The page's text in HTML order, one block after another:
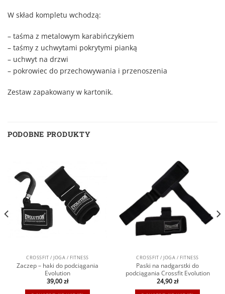
W skład kompletu wchodzą:
– taśma z metalowym karabińczykiem
– taśmy z uchwytami pokrytymi pianką
– uchwyt na drzwi
– pokrowiec do przechowywania i przenoszenia
Zestaw zapakowany w kartonik.
PODOBNE PRODUKTY
CROSSFIT / JOGA / FITNESS
Zaczep – haki do podciągania
Evolution
39,00zł
CROSSFIT / JOGA / FITNESS
Paski na nadgarstki do
podciągania Crossfit Evolution
24,90zł